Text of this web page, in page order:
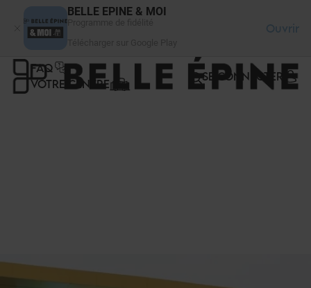
BELLE EPINE & MOI
Ouvrir
FAQ
VOTRE CENTRE
SE CONNECTER
Panneau de gestion des cookies